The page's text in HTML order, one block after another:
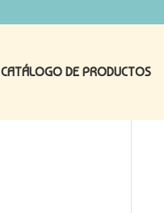
CATÁLOGO DE PRODUCTOS